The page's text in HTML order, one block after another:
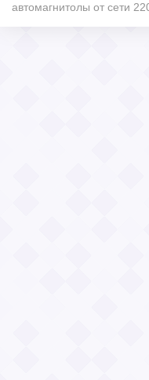
автомагнитолы от сети